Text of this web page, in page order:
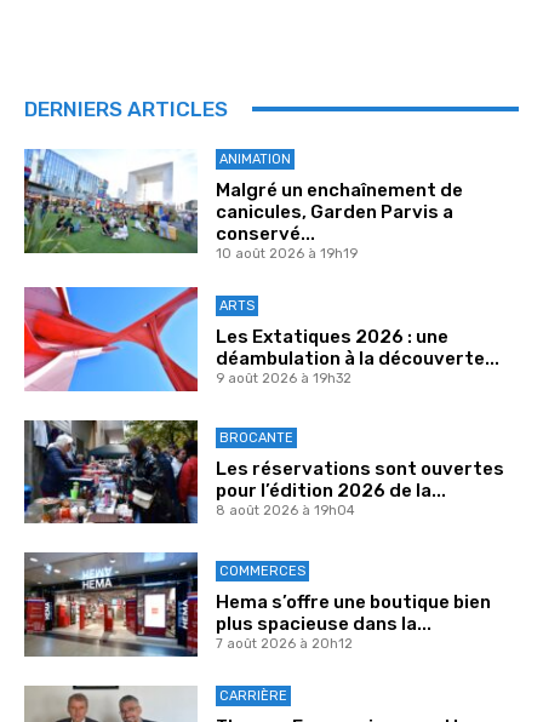
DERNIERS ARTICLES
ANIMATION
Malgré un enchaînement de
canicules, Garden Parvis a
conservé...
10 août 2026 à 19h19
ARTS
Les Extatiques 2026 : une
déambulation à la découverte...
9 août 2026 à 19h32
BROCANTE
Les réservations sont ouvertes
pour l’édition 2026 de la...
8 août 2026 à 19h04
COMMERCES
Hema s’offre une boutique bien
plus spacieuse dans la...
7 août 2026 à 20h12
CARRIÈRE